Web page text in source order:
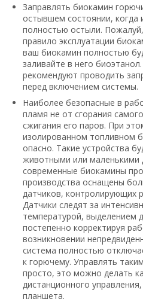
Заправлять биокамин
остывшем состоянии, когда
полностью остыли.
правило эксплуатации
ваш биокамин полностью
заливайте в него
рекомендуют проводить
перед включением системы.
Наиболее безопасные в
пламя не от сгорания
сжигания его паров. При
изолированном топливном
опасно. Такие устройства
животными или
современные биокамины
производства оснащены
датчиков, контролирующих
Датчики следят за
температурой, выделением
постепенно корректируя
возникновении
система полностью
к горючему. Управлять
просто, это можно делать
дистанционного
планшета.